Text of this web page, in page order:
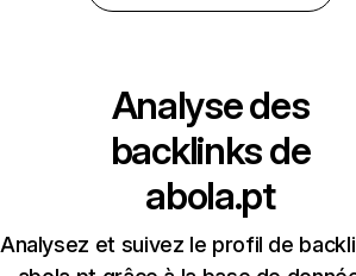
Analyse des
backlinks de
abola.pt
Analysez et suivez le profil de